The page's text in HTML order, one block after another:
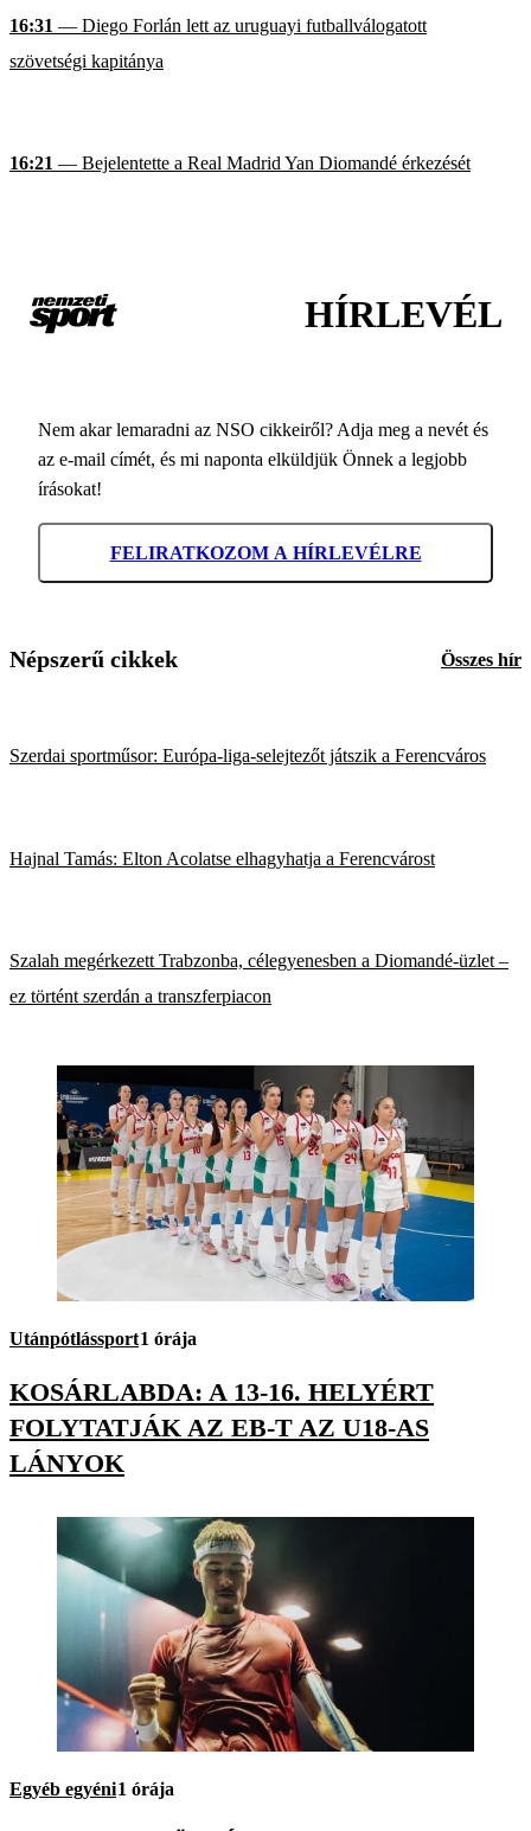
16:31 — Diego Forlán lett az uruguayi futballválogatott
szövetségi kapitánya
16:21 — Bejelentette a Real Madrid Yan Diomandé érkezését
HÍRLEVÉL
Nem akar lemaradni az NSO cikkeiről? Adja meg a nevét és
az e-mail címét, és mi naponta elküldjük Önnek a legjobb
írásokat!
FELIRATKOZOM A HÍRLEVÉLRE
Népszerű cikkek Összes hír
Szerdai sportműsor: Európa-liga-selejtezőt játszik a Ferencváros
Hajnal Tamás: Elton Acolatse elhagyhatja a Ferencvárost
Szalah megérkezett Trabzonba, célegyenesben a Diomandé-üzlet –
ez történt szerdán a transzferpiacon
Utánpótlássport1 órája
KOSÁRLABDA: A 13-16. HELYÉRT
FOLYTATJÁK AZ EB-T AZ U18-AS
LÁNYOK
Egyéb egyéni1 órája